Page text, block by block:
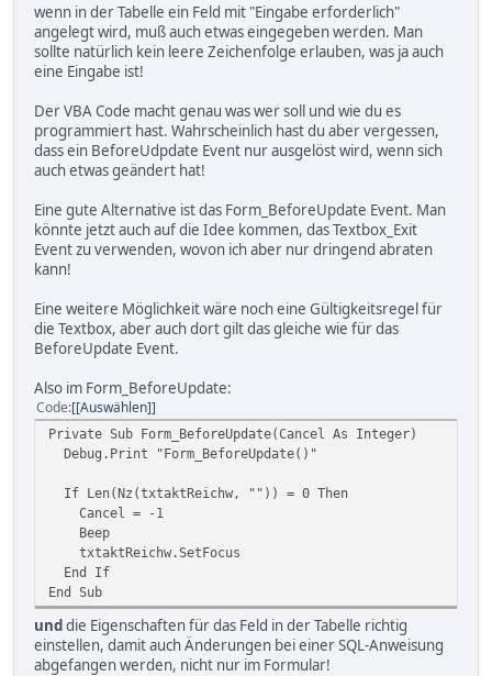
wenn in der Tabelle ein Feld mit "Eingabe erforderlich"
angelegt wird, muß auch etwas eingegeben werden. Man
sollte natürlich kein leere Zeichenfolge erlauben, was ja auch
eine Eingabe ist!
Der VBA Code macht genau was wer soll und wie du es
programmiert hast. Wahrscheinlich hast du aber vergessen,
dass ein BeforeUdpdate Event nur ausgelöst wird, wenn sich
auch etwas geändert hat!
Eine gute Alternative ist das Form_BeforeUpdate Event. Man
könnte jetzt auch auf die Idee kommen, das Textbox_Exit
Event zu verwenden, wovon ich aber nur dringend abraten
kann!
Eine weitere Möglichkeit wäre noch eine Gültigkeitsregel für
die Textbox, aber auch dort gilt das gleiche wie für das
BeforeUpdate Event.
Also im Form_BeforeUpdate:
Code [Auswählen]
Private Sub Form_BeforeUpdate(Cancel As Integer)
Debug.Print "Form_BeforeUpdate()"
If Len(Nz(txtaktReichw, "")) = 0 Then
Cancel = -1
Beep
txtaktReichw.SetFocus
End If
End Sub
unddie Eigenschaften für das Feld in der Tabelle richtig
einstellen, damit auch Änderungen bei einer SQL-Anweisung
abgefangen werden, nicht nur im Formular!